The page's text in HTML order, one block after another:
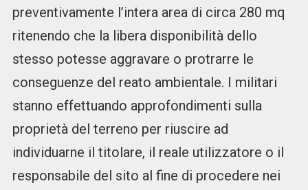
preventivamente l’intera area di circa 280 mq
ritenendo che la libera disponibilità dello
stesso potesse aggravare o protrarre le
conseguenze del reato ambientale. I militari
stanno effettuando approfondimenti sulla
proprietà del terreno per riuscire ad
individuarne il titolare, il reale utilizzatore o il
responsabile del sito al fine di procedere nei